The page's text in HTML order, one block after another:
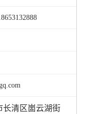
长清区崮云湖街